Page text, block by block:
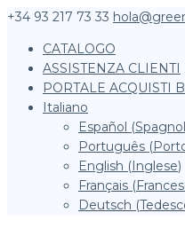
+34 93 217 73 33
CATALOGO
ASSISTENZA CLIENTI
PORTALE ACQUISTI
Italiano
Español (
Português (
English (Inglese)
Français (
Deutsch (